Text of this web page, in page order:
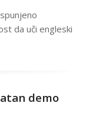
da uči engleski
demo